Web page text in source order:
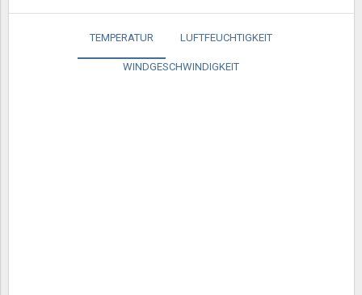
TEMPERATUR LUFTFEUCHTIGKEIT
WINDGESCHWINDIGKEIT